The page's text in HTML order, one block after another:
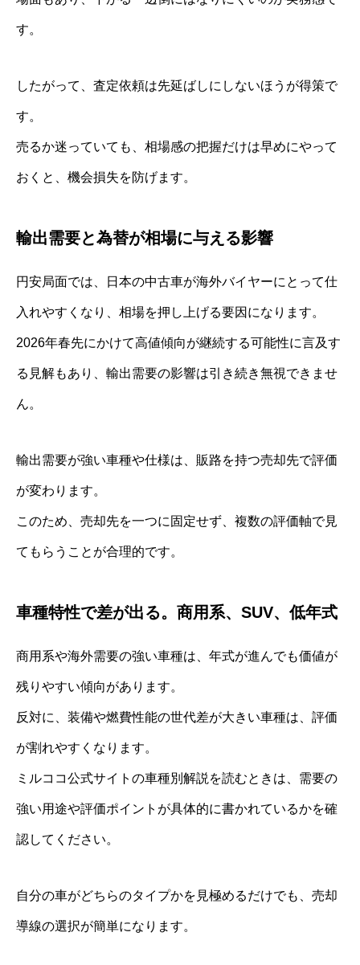
す。
したがって、査定依頼は先延ばしにしないほうが得策で
す。
売るか迷っていても、相場感の把握だけは早めにやって
おくと、機会損失を防げます。
輸出需要と為替が相場に与える影響
円安局面では、日本の中古車が海外バイヤーにとって仕
入れやすくなり、相場を押し上げる要因になります。
2026年春先にかけて高値傾向が継続する可能性に言及す
る見解もあり、輸出需要の影響は引き続き無視できませ
ん。
輸出需要が強い車種や仕様は、販路を持つ売却先で評価
が変わります。
このため、売却先を一つに固定せず、複数の評価軸で見
てもらうことが合理的です。
車種特性で差が出る。商用系、SUV、低年式
商用系や海外需要の強い車種は、年式が進んでも価値が
残りやすい傾向があります。
反対に、装備や燃費性能の世代差が大きい車種は、評価
が割れやすくなります。
ミルココ公式サイトの車種別解説を読むときは、需要の
強い用途や評価ポイントが具体的に書かれているかを確
認してください。
自分の車がどちらのタイプかを見極めるだけでも、売却
導線の選択が簡単になります。